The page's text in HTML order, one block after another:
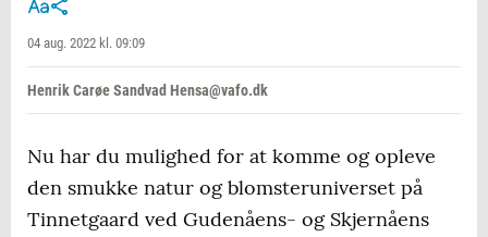
04 aug. 2022 kl. 09:09
Henrik Carøe Sandvad Hensa@vafo.dk
Nu har du mulighed for at komme og opleve
den smukke natur og blomsteruniverset på
Tinnetgaard ved Gudenåens- og Skjernåens